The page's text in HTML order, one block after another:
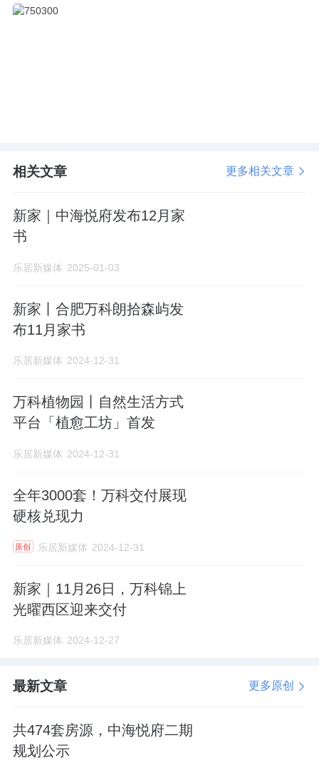
相关文章 更多相关文章
新家｜中海悦府发布12月家
书
乐居新媒体 2025-01-03
新家丨合肥万科朗拾森屿发
布11月家书
乐居新媒体 2024-12-31
万科植物园丨自然生活方式
平台「植愈工坊」首发
乐居新媒体 2024-12-31
全年3000套！万科交付展现
硬核兑现力
原创 乐居新媒体 2024-12-31
新家｜11月26日，万科锦上
光曜西区迎来交付
乐居新媒体 2024-12-27
最新文章 更多原创
共474套房源，中海悦府二期
规划公示